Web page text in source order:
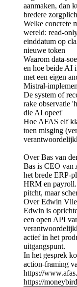
aanmaken, dan
bredere
Welke concrete
wereld: read-
einddatum op
nieuwe token
Waarom data-
en hoe beide AI
met een eigen
Mistral-
De system of
rake observatie
die AI opeet'
Hoe AFAS elf
toen misging
Over Bas van
Bas is CEO van
het brede ERP-
HRM en
pitcht, maar
Over Edwin
Edwin is
een open API
actief in het
uitgangspunt.
In het gesprek
action-framing
https://
https://